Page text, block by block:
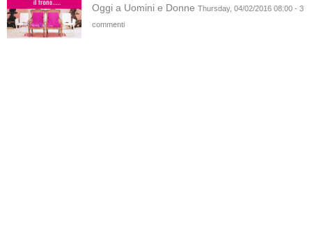
Oggi a Uomini e Donne Thursday, 04/02/2016 08:00 - 3
commenti